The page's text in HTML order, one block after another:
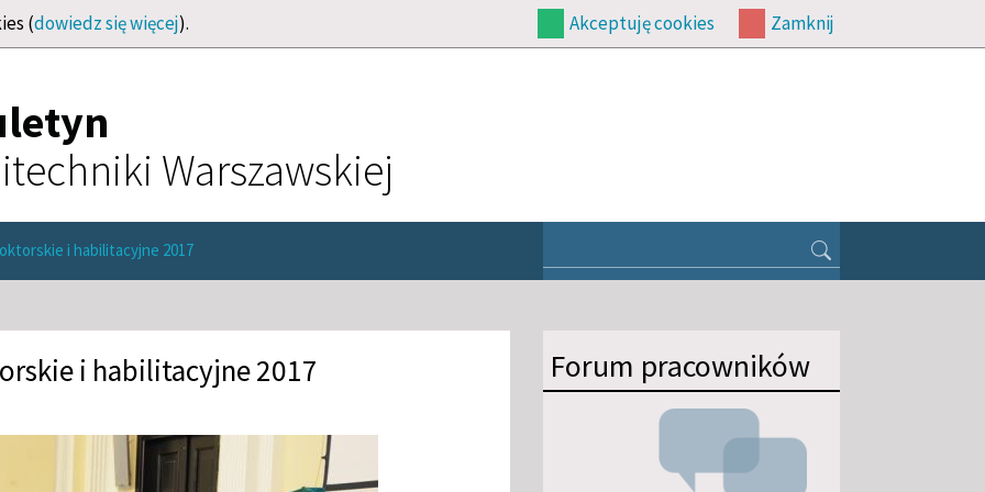
(dowiedz się więcej). Akceptuję cookies Zamknij
Warszawskiej
i habilitacyjne 2017
i habilitacyjne 2017 Forum pracowników